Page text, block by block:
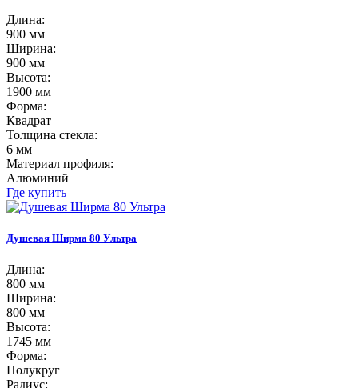
Длина:
900 мм
Ширина:
900 мм
Высота:
1900 мм
Форма:
Квадрат
Толщина стекла:
6 мм
Материал профиля:
Алюминий
Где купить
Душевая Ширма 80 Ультра
Длина:
800 мм
Ширина:
800 мм
Высота:
1745 мм
Форма:
Полукруг
Радиус: